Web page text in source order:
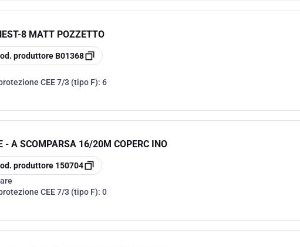
8 MATT POZZETTO
produttoreB01368
CEE 7/3 (tipo F): 6
- A SCOMPARSA 16/20M COPERC INO
produttore 150704
CEE 7/3 (tipo F): 0